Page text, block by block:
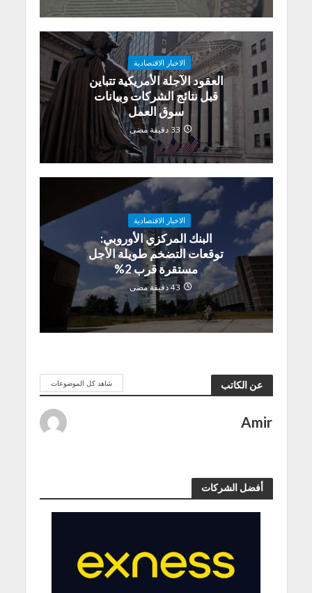
الاخبار الاقتصادية
العقود الآجلة الأمريكية تتباين
قبل نتائج الشركات وبيانات
سوق العمل
33 دقيقة مضى
الاخبار الاقتصادية
البنك المركزي الأوروبي:
توقعات التضخم طويلة الأجل
مستقرة قرب 2%
43 دقيقة مضى
عن الكاتب شاهد كل الموضوعات
Amir
أفضل الشركات